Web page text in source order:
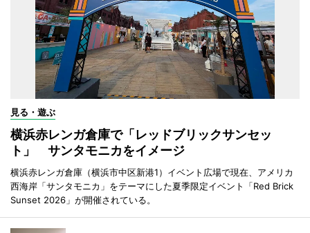
見る・遊ぶ
横浜赤レンガ倉庫で「レッドブリックサンセッ
ト」 サンタモニカをイメージ
横浜赤レンガ倉庫（横浜市中区新港1）イベント広場で現在、アメリカ
西海岸「サンタモニカ」をテーマにした夏季限定イベント「Red Brick
Sunset 2026」が開催されている。